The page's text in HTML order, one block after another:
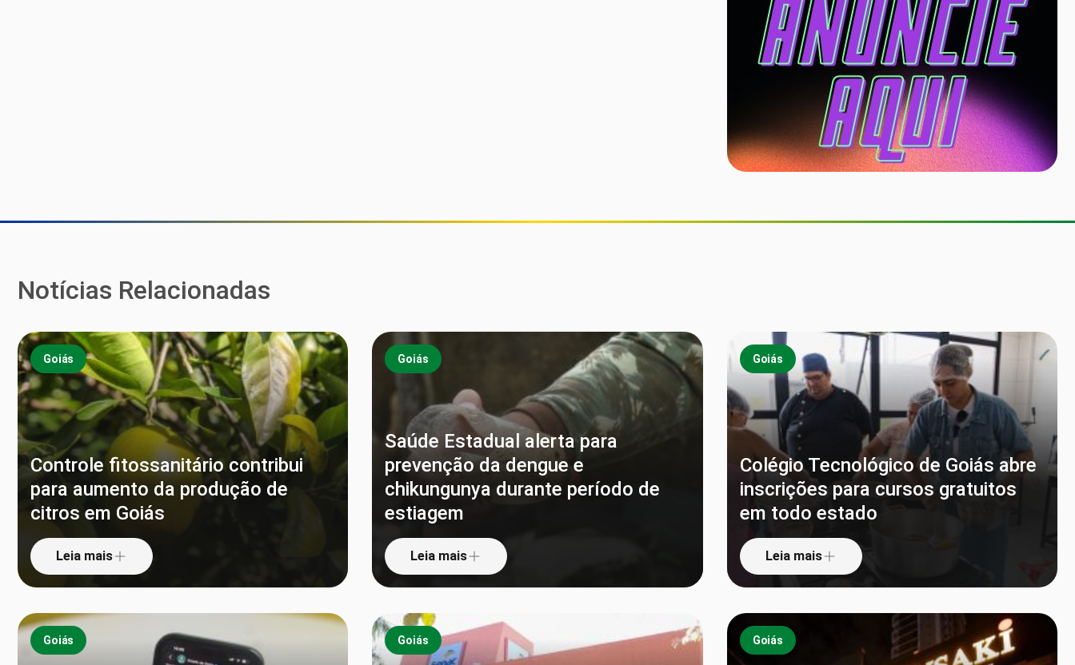
Notícias Relacionadas
Goiás
Controle fitossanitário contribui
para aumento da produção de
citros em Goiás
Leia mais
Goiás
Saúde Estadual alerta para
prevenção da dengue e
chikungunya durante período de
estiagem
Leia mais
Goiás
Colégio Tecnológico de Goiás abre
inscrições para cursos gratuitos
em todo estado
Leia mais
Goiás Goiás Goiás